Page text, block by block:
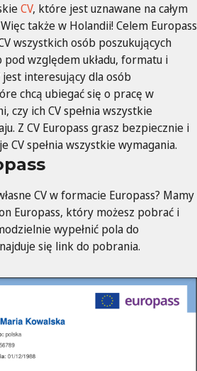
CV, które jest uznawane na całym
także w Holandii! Celem Europass
wszystkich osób poszukujących
względem układu, formatu i
interesujący dla osób
chcą ubiegać się o pracę w
czy ich CV spełnia wszystkie
Z CV Europass grasz bezpiecznie i
CV spełnia wszystkie wymagania.
CV w formacie Europass? Mamy
Europass, który możesz pobrać i
wypełnić pola do
się link do pobrania.